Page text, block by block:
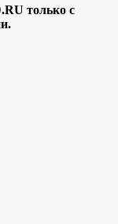
только с